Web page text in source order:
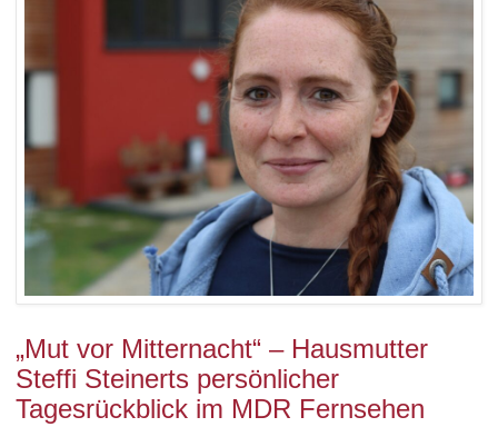
„Mut vor Mitternacht“ – Hausmutter
Steffi Steinerts persönlicher
Tagesrückblick im MDR Fernsehen